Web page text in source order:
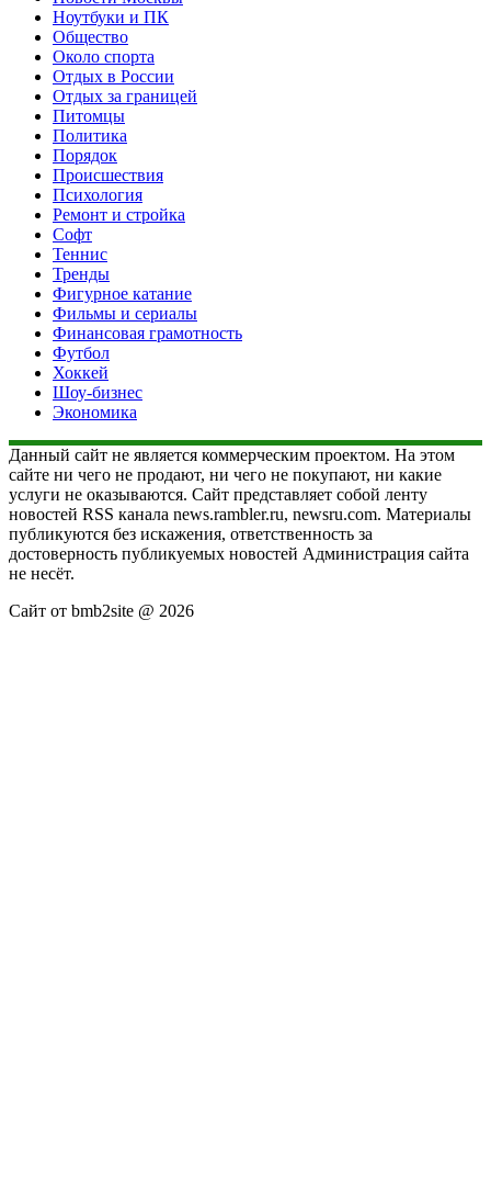
Ноутбуки и ПК
Общество
Около спорта
Отдых в России
Отдых за границей
Питомцы
Политика
Порядок
Происшествия
Психология
Ремонт и стройка
Софт
Теннис
Тренды
Фигурное катание
Фильмы и сериалы
Финансовая грамотность
Футбол
Хоккей
Шоу-бизнес
Экономика
Данный сайт не является коммерческим проектом. На этом
сайте ни чего не продают, ни чего не покупают, ни какие
услуги не оказываются. Сайт представляет собой ленту
новостей RSS канала news.rambler.ru, newsru.com. Материалы
публикуются без искажения, ответственность за
достоверность публикуемых новостей Администрация сайта
не несёт.
Сайт от bmb2site @ 2026